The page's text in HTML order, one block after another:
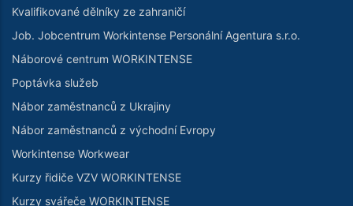
Kvalifikované dělníky ze zahraničí
Job. Jobcentrum Workintense Personální Agentura s.r.o.
Náborové centrum WORKINTENSE
Poptávka služeb
Nábor zaměstnanců z Ukrajiny
Nábor zaměstnanců z východní Evropy
Workintense Workwear
Kurzy řidiče VZV WORKINTENSE
Kurzy svářeče WORKINTENSE